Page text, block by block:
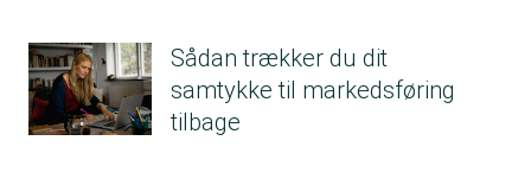
Sådan trækker du dit
samtykke til markedsføring
tilbage